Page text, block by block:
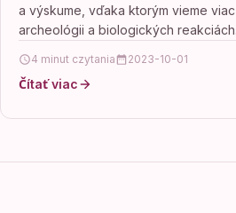
a výskume, vďaka ktorým vieme
archeológii a biologických
4 minut czytania 2023-10-01
Čítať viac